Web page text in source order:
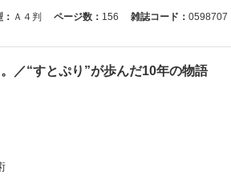
Ａ４判 ページ数： 156 雑誌コード： 0598707
／“すとぷり”が歩んだ10年の物語